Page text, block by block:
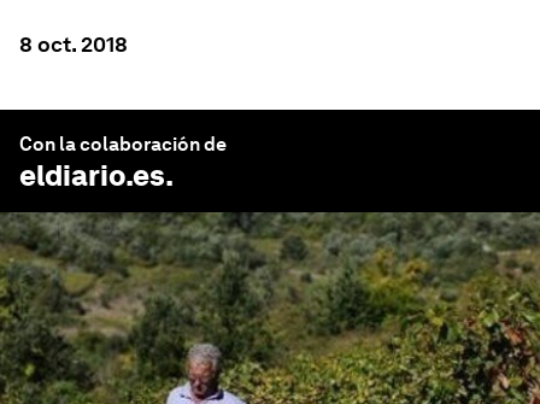
8 oct. 2018
Con la colaboración de
eldiario.es.